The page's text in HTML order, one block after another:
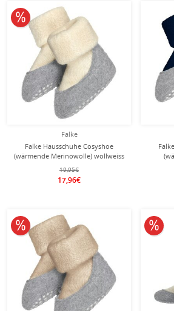
Falke
Falke Hausschuhe Cosyshoe
(wärmende Merinowolle) wollweiss
Babys/Kleinkinder
19,95€
17,96€
10% reduziert
10% reduziert 10%